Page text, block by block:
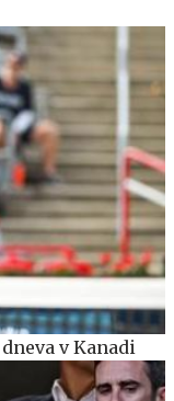
v Kanadi